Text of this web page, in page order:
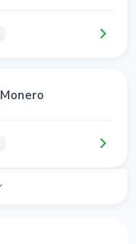
Monero